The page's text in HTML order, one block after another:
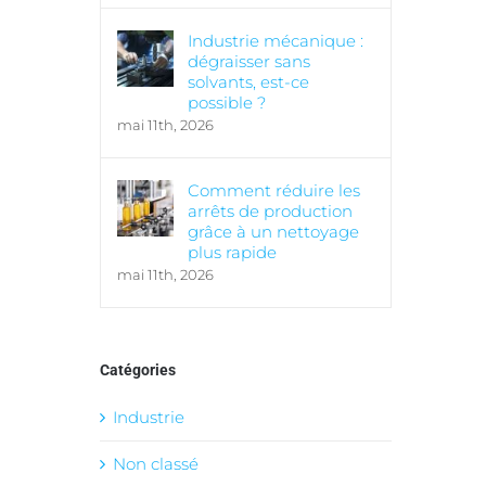
Industrie mécanique :
dégraisser sans
solvants, est-ce
possible ?
mai 11th, 2026
Comment réduire les
arrêts de production
grâce à un nettoyage
plus rapide
mai 11th, 2026
Catégories
Industrie
Non classé